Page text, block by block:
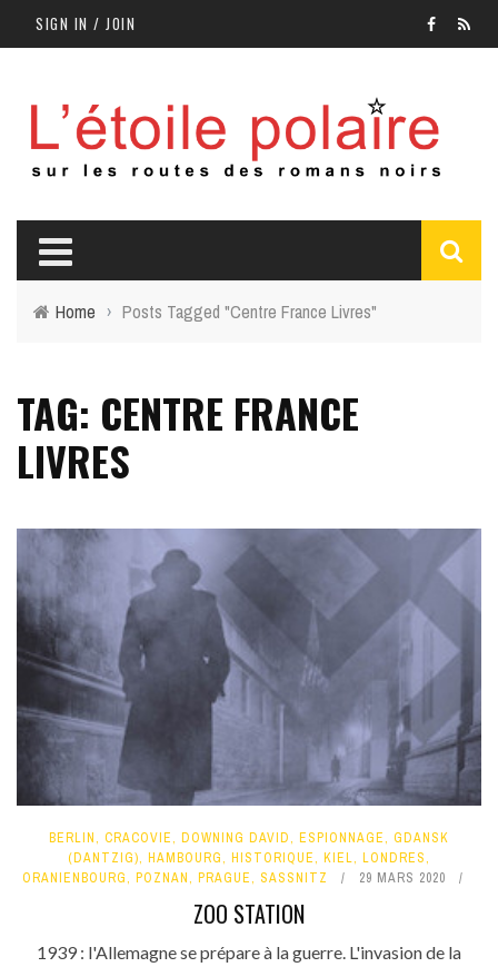
SIGN IN / JOIN
Home › Posts Tagged "Centre France Livres"
TAG: CENTRE FRANCE
LIVRES
BERLIN, CRACOVIE, DOWNING DAVID, ESPIONNAGE, GDANSK
(DANTZIG), HAMBOURG, HISTORIQUE, KIEL, LONDRES,
ORANIENBOURG, POZNAN, PRAGUE, SASSNITZ 29 MARS 2020
ZOO STATION
1939 : l'Allemagne se prépare à la guerre. L'invasion de la